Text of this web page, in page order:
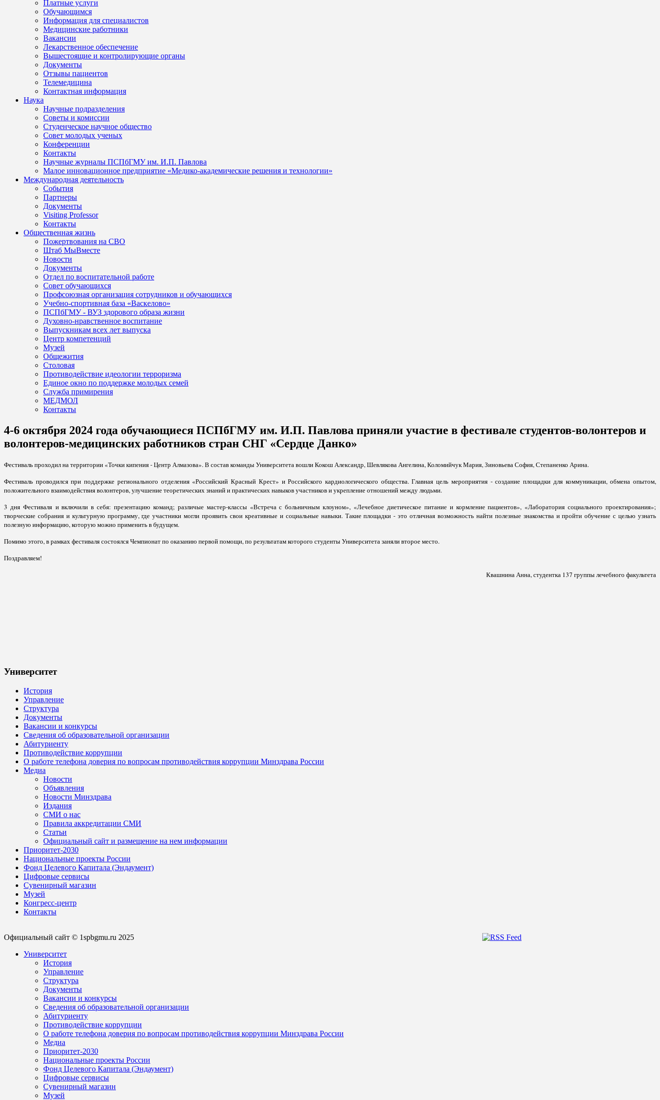
Платные услуги
Обучающимся
Информация для специалистов
Медицинские работники
Вакансии
Лекарственное обеспечение
Вышестоящие и контролирующие органы
Документы
Отзывы пациентов
Телемедицина
Контактная информация
Наука
Научные подразделения
Советы и комиссии
Студенческое научное общество
Совет молодых ученых
Конференции
Контакты
Научные журналы ПСПбГМУ им. И.П. Павлова
Малое инновационное предприятие «Медико-академические решения и технологии»
Международная деятельность
События
Партнеры
Документы
Visiting Professor
Контакты
Общественная жизнь
Пожертвования на СВО
Штаб МыВместе
Новости
Документы
Отдел по воспитательной работе
Совет обучающихся
Профсоюзная организация сотрудников и обучающихся
Учебно-спортивная база «Васкелово»
ПСПбГМУ - ВУЗ здорового образа жизни
Духовно-нравственное воспитание
Выпускникам всех лет выпуска
Центр компетенций
Музей
Общежития
Столовая
Противодействие идеологии терроризма
Единое окно по поддержке молодых семей
Служба примирения
МЕДМОЛ
Контакты
4-6 октября 2024 года обучающиеся ПСПбГМУ им. И.П. Павлова приняли участие в фестивале студентов-волонтеров и
волонтеров-медицинских работников стран СНГ «Сердце Данко»
Фестиваль проходил на территории «Точки кипения - Центр Алмазова». В состав команды Университета вошли Кокош Александр, Шевлякова Ангелина, Коломийчук Мария, Зиновьева София, Степаненко Арина.
Фестиваль проводился при поддержке регионального отделения «Российский Красный Крест» и Российского кардиологического общества. Главная цель мероприятия - создание площадки для коммуникации, обмена опытом,
положительного взаимодействия волонтеров, улучшение теоретических знаний и практических навыков участников и укрепление отношений между людьми.
3 дня Фестиваля и включили в себя: презентацию команд; различые мастер-классы «Встреча с больничным клоуном», «Лечебное диетическое питание и кормление пациентов», «Лаборатория социального проектирования»;
творческие собрания и культурную программу, где участники могли проявить свои креативные и социальные навыки. Такие площадки - это отличная возможность найти полезные знакомства и пройти обучение с целью узнать
полезную информацию, которую можно применить в будущем.
Помимо этого, в рамках фестиваля состоялся Чемпионат по оказанию первой помощи, по результатам которого студенты Университета заняли второе место.
Поздравляем!
Квашнина Анна, студентка 137 группы лечебного факультета
Университет
История
Управление
Структура
Документы
Вакансии и конкурсы
Сведения об образовательной организации
Абитуриенту
Противодействие коррупции
О работе телефона доверия по вопросам противодействия коррупции Минздрава России
Медиа
Новости
Объявления
Новости Минздрава
Издания
СМИ о нас
Правила аккредитации СМИ
Статьи
Официальный сайт и размещение на нем информации
Приоритет-2030
Национальные проекты России
Фонд Целевого Капитала (Эндаумент)
Цифровые сервисы
Сувенирный магазин
Музей
Конгресс-центр
Контакты
Официальный сайт © 1spbgmu.ru 2025
Университет
История
Управление
Структура
Документы
Вакансии и конкурсы
Сведения об образовательной организации
Абитуриенту
Противодействие коррупции
О работе телефона доверия по вопросам противодействия коррупции Минздрава России
Медиа
Приоритет-2030
Национальные проекты России
Фонд Целевого Капитала (Эндаумент)
Цифровые сервисы
Сувенирный магазин
Музей